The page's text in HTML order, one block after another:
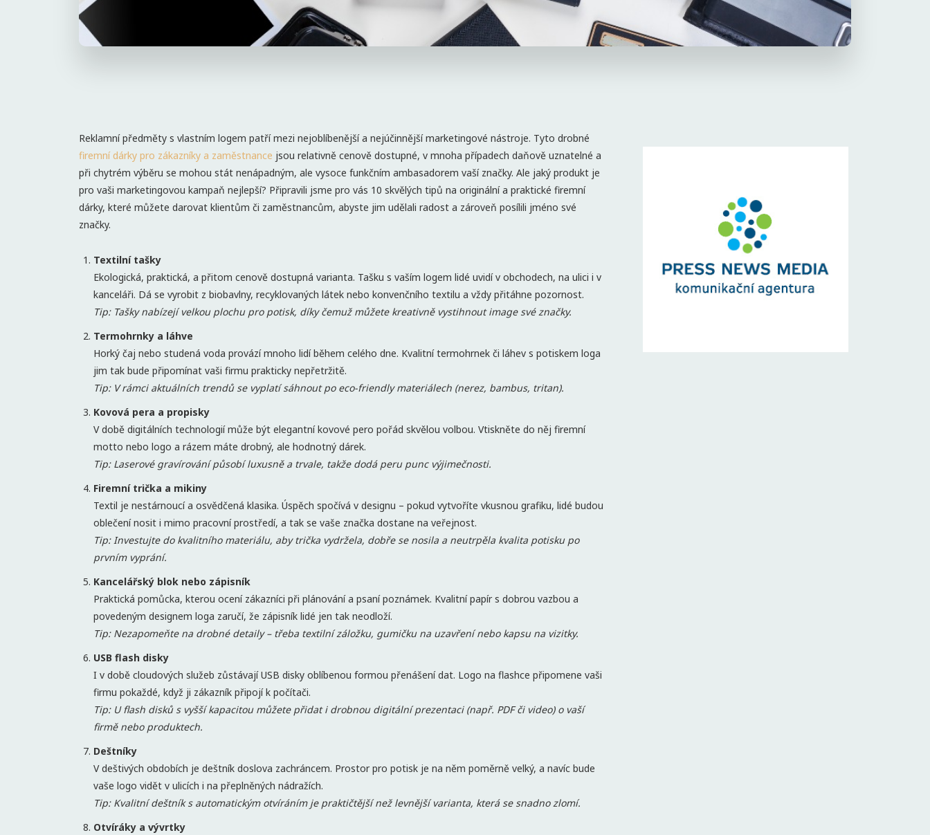
Reklamní předměty s vlastním logem patří mezi nejoblíbenější a nejúčinnější marketingové nástroje. Tyto drobné
firemní dárky pro zákazníky a zaměstnance jsou relativně cenově dostupné, v mnoha případech daňově uznatelné a
při chytrém výběru se mohou stát nenápadným, ale vysoce funkčním ambasadorem vaší značky. Ale jaký produkt je
pro vaši marketingovou kampaň nejlepší? Připravili jsme pro vás 10 skvělých tipů na originální a praktické firemní
dárky, které můžete darovat klientům či zaměstnancům, abyste jim udělali radost a zároveň posílili jméno své
značky.
Textilní tašky
Ekologická, praktická, a přitom cenově dostupná varianta. Tašku s vaším logem lidé uvidí v obchodech, na ulici i v
kanceláři. Dá se vyrobit z biobavlny, recyklovaných látek nebo konvenčního textilu a vždy přitáhne pozornost.
Tip: Tašky nabízejí velkou plochu pro potisk, díky čemuž můžete kreativně vystihnout image své značky.
Termohrnky a láhve
Horký čaj nebo studená voda provází mnoho lidí během celého dne. Kvalitní termohrnek či láhev s potiskem loga
jim tak bude připomínat vaši firmu prakticky nepřetržitě.
Tip: V rámci aktuálních trendů se vyplatí sáhnout po eco-friendly materiálech (nerez, bambus, tritan).
Kovová pera a propisky
V době digitálních technologií může být elegantní kovové pero pořád skvělou volbou. Vtiskněte do něj firemní
motto nebo logo a rázem máte drobný, ale hodnotný dárek.
Tip: Laserové gravírování působí luxusně a trvale, takže dodá peru punc výjimečnosti.
Firemní trička a mikiny
Textil je nestárnoucí a osvědčená klasika. Úspěch spočívá v designu – pokud vytvoříte vkusnou grafiku, lidé budou
oblečení nosit i mimo pracovní prostředí, a tak se vaše značka dostane na veřejnost.
Tip: Investujte do kvalitního materiálu, aby trička vydržela, dobře se nosila a neutrpěla kvalita potisku po
prvním vyprání.
Kancelářský blok nebo zápisník
Praktická pomůcka, kterou ocení zákazníci při plánování a psaní poznámek. Kvalitní papír s dobrou vazbou a
povedeným designem loga zaručí, že zápisník lidé jen tak neodloží.
Tip: Nezapomeňte na drobné detaily – třeba textilní záložku, gumičku na uzavření nebo kapsu na vizitky.
USB flash disky
I v době cloudových služeb zůstávají USB disky oblíbenou formou přenášení dat. Logo na flashce připomene vaši
firmu pokaždé, když ji zákazník připojí k počítači.
Tip: U flash disků s vyšší kapacitou můžete přidat i drobnou digitální prezentaci (např. PDF či video) o vaší
firmě nebo produktech.
Deštníky
V deštivých obdobích je deštník doslova zachráncem. Prostor pro potisk je na něm poměrně velký, a navíc bude
vaše logo vidět v ulicích i na přeplněných nádražích.
Tip: Kvalitní deštník s automatickým otvíráním je praktičtější než levnější varianta, která se snadno zlomí.
Otvíráky a vývrtky